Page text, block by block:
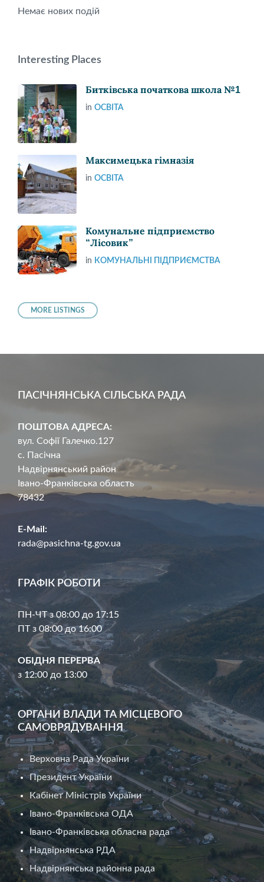
Немає нових подій
Interesting Places
Битківська початкова школа №1
in ОСВІТА
Максимецька гімназія
in ОСВІТА
Комунальне підприємство
“Лісовик”
in КОМУНАЛЬНІ ПІДПРИЄМСТВА
MORE LISTINGS
ПАСІЧНЯНСЬКА СІЛЬСЬКА РАДА
ПОШТОВА АДРЕСА:
вул. Софії Галечко.127
с. Пасічна
Надвірнянський район
Івано-Франківська область
78432
E-Mail:
rada@pasichna-tg.gov.ua
ГРАФІК РОБОТИ
ПН-ЧТ з 08:00 до 17:15
ПТ з 08:00 до 16:00
ОБІДНЯ ПЕРЕРВА
з 12:00 до 13:00
ОРГАНИ ВЛАДИ ТА МІСЦЕВОГО
САМОВРЯДУВАННЯ
Верховна Рада України
Президент України
Кабінет Міністрів України
Івано-Франківська ОДА
Івано-Франківська обласна рада
Надвірнянська РДА
Надвірнянська районна рада